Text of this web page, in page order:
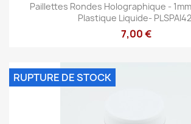
Paillettes Rondes Holographique -
Plastique Liquide-
7,00 €
RUPTURE DE STOCK